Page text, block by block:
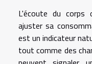
L'écoute du corps
ajuster sa
est un indicateur
tout comme des